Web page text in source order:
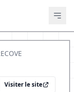
Visiter le site